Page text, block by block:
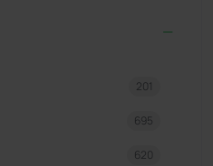
201
695
620